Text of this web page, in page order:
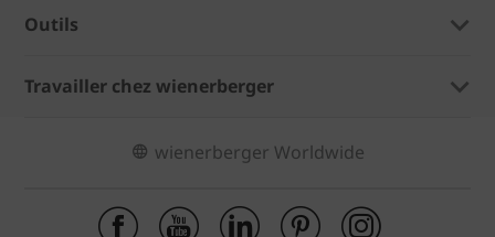
Outils
Travailler chez wienerberger
wienerberger Worldwide